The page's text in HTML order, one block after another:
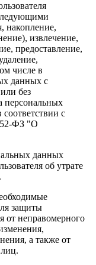
накопление,
извлечение,
предоставление,
числе в
данных с
без
персональных
с
ФЗ "О
данных
об утрате
защиты
от неправомерного
а также от